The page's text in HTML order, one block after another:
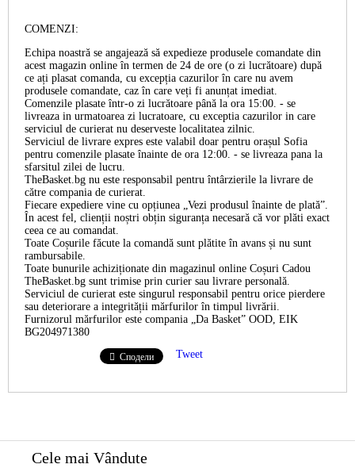
COMENZI:
Echipa noastră se angajează să expedieze produsele comandate din
acest magazin online în termen de 24 de ore (o zi lucrătoare) după
ce ați plasat comanda, cu excepția cazurilor în care nu avem
produsele comandate, caz în care veți fi anunțat imediat.
Comenzile plasate într-o zi lucrătoare până la ora 15:00. - se
livreaza in urmatoarea zi lucratoare, cu exceptia cazurilor in care
serviciul de curierat nu deserveste localitatea zilnic.
Serviciul de livrare expres este valabil doar pentru orașul Sofia
pentru comenzile plasate înainte de ora 12:00. - se livreaza pana la
sfarsitul zilei de lucru.
TheBasket.bg nu este responsabil pentru întârzierile la livrare de
către compania de curierat.
Fiecare expediere vine cu opțiunea „Vezi produsul înainte de plată”.
În acest fel, clienții noștri obțin siguranța necesară că vor plăti exact
ceea ce au comandat.
Toate Coșurile făcute la comandă sunt plătite în avans și nu sunt
rambursabile.
Toate bunurile achiziționate din magazinul online Coșuri Cadou
TheBasket.bg sunt trimise prin curier sau livrare personală.
Serviciul de curierat este singurul responsabil pentru orice pierdere
sau deteriorare a integrității mărfurilor în timpul livrării.
Furnizorul mărfurilor este compania „Da Basket” OOD, EIK
BG204971380
Сподели Tweet
Cele mai Vândute